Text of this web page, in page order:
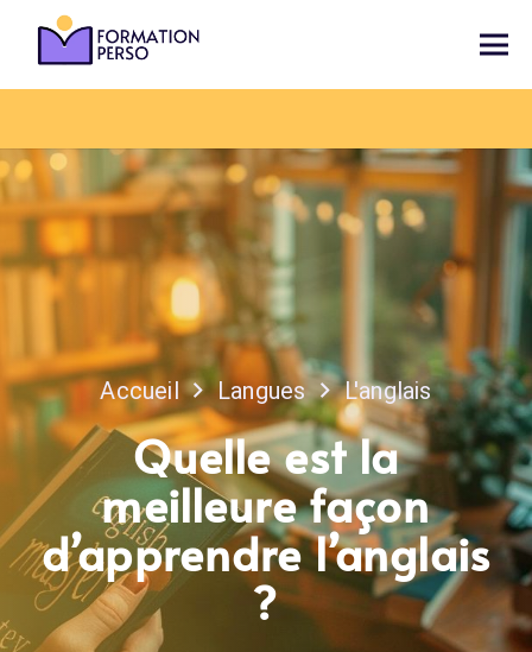
Accueil Langues L'anglais
Quelle est la
meilleure façon
d’apprendre l’anglais
?